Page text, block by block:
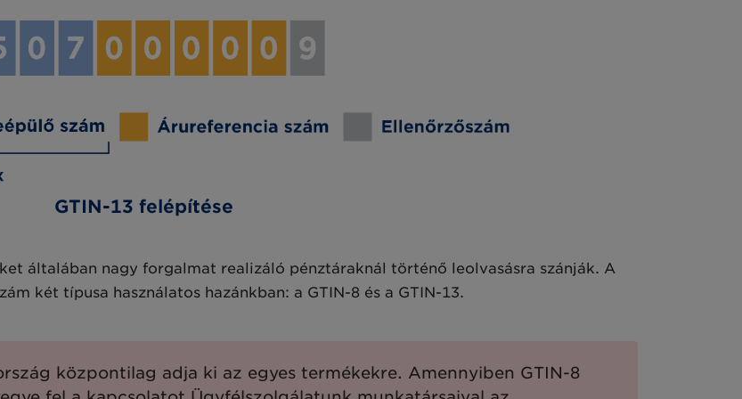
GTIN-13 felépítése
általában nagy forgalmat realizáló pénztáraknál történő leolvasásra szánják. A
két típusa használatos hazánkban: a GTIN-8 és a GTIN-13.
központilag adja ki az egyes termékekre. Amennyiben GTIN-8